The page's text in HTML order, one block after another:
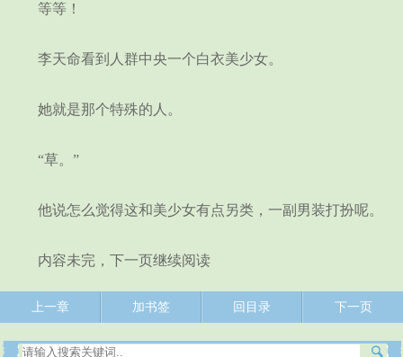
等等！
李天命看到人群中央一个白衣美少女。
她就是那个特殊的人。
“草。”
他说怎么觉得这和美少女有点另类，一副男装打扮呢。
内容未完，下一页继续阅读
上一章 加书签 回目录 下一页